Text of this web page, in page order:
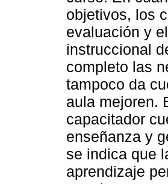
objetivos, los
evaluación y
instruccional
completo las
tampoco da
aula mejoren.
capacitador
enseñanza y
se indica que
aprendizaje